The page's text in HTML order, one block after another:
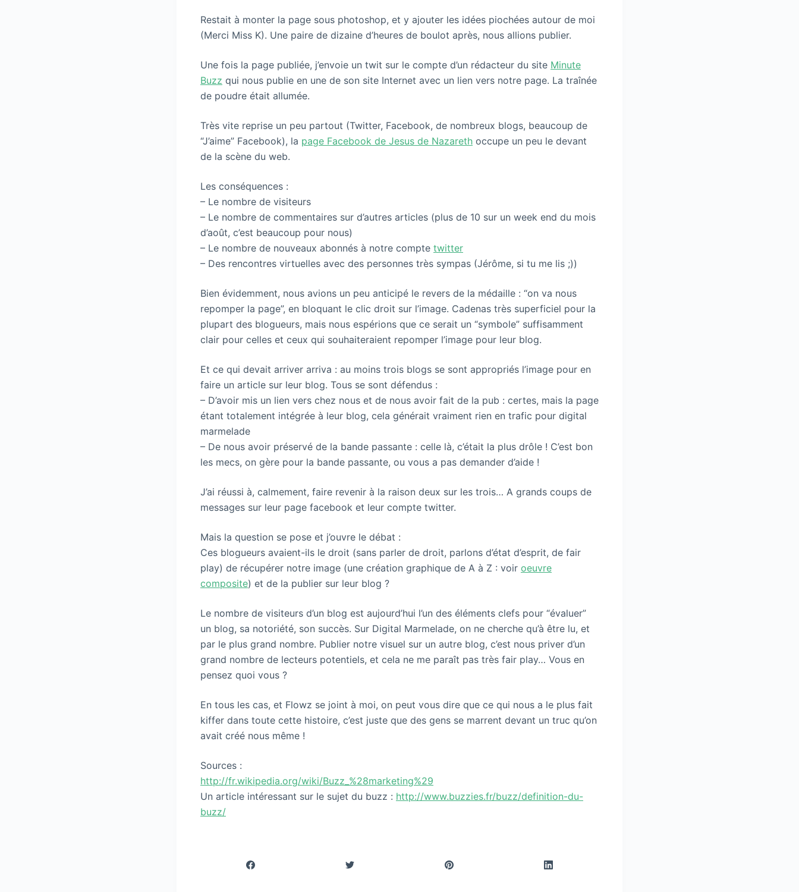
Restait à monter la page sous photoshop, et y ajouter les idées piochées autour de moi
(Merci Miss K). Une paire de dizaine d’heures de boulot après, nous allions publier.
Une fois la page publiée, j’envoie un twit sur le compte d’un rédacteur du site Minute
Buzz qui nous publie en une de son site Internet avec un lien vers notre page. La traînée
de poudre était allumée.
Très vite reprise un peu partout (Twitter, Facebook, de nombreux blogs, beaucoup de
“J’aime” Facebook), la page Facebook de Jesus de Nazareth occupe un peu le devant
de la scène du web.
Les conséquences :
– Le nombre de visiteurs
– Le nombre de commentaires sur d’autres articles (plus de 10 sur un week end du mois
d’août, c’est beaucoup pour nous)
– Le nombre de nouveaux abonnés à notre compte twitter
– Des rencontres virtuelles avec des personnes très sympas (Jérôme, si tu me lis ;))
Bien évidemment, nous avions un peu anticipé le revers de la médaille : “on va nous
repomper la page”, en bloquant le clic droit sur l’image. Cadenas très superficiel pour la
plupart des blogueurs, mais nous espérions que ce serait un “symbole” suffisamment
clair pour celles et ceux qui souhaiteraient repomper l’image pour leur blog.
Et ce qui devait arriver arriva : au moins trois blogs se sont appropriés l’image pour en
faire un article sur leur blog. Tous se sont défendus :
– D’avoir mis un lien vers chez nous et de nous avoir fait de la pub : certes, mais la page
étant totalement intégrée à leur blog, cela générait vraiment rien en trafic pour digital
marmelade
– De nous avoir préservé de la bande passante : celle là, c’était la plus drôle ! C’est bon
les mecs, on gère pour la bande passante, ou vous a pas demander d’aide !
J’ai réussi à, calmement, faire revenir à la raison deux sur les trois… A grands coups de
messages sur leur page facebook et leur compte twitter.
Mais la question se pose et j’ouvre le débat :
Ces blogueurs avaient-ils le droit (sans parler de droit, parlons d’état d’esprit, de fair
play) de récupérer notre image (une création graphique de A à Z : voir oeuvre
composite) et de la publier sur leur blog ?
Le nombre de visiteurs d’un blog est aujourd’hui l’un des éléments clefs pour “évaluer”
un blog, sa notoriété, son succès. Sur Digital Marmelade, on ne cherche qu’à être lu, et
par le plus grand nombre. Publier notre visuel sur un autre blog, c’est nous priver d’un
grand nombre de lecteurs potentiels, et cela ne me paraît pas très fair play… Vous en
pensez quoi vous ?
En tous les cas, et Flowz se joint à moi, on peut vous dire que ce qui nous a le plus fait
kiffer dans toute cette histoire, c’est juste que des gens se marrent devant un truc qu’on
avait créé nous même !
Sources :
http://fr.wikipedia.org/wiki/Buzz_%28marketing%29
Un article intéressant sur le sujet du buzz : http://www.buzzies.fr/buzz/definition-du-
buzz/